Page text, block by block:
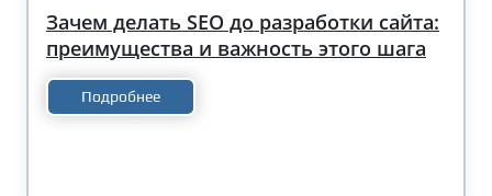
Зачем делать SEO до разработки сайта:
преимущества и важность этого шага
Подробнее